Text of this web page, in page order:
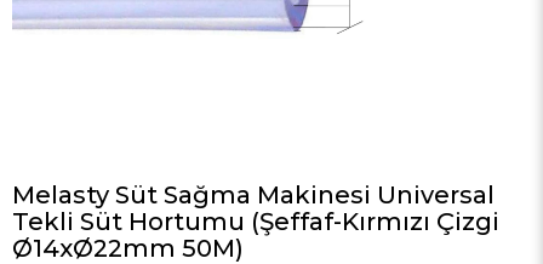
Melasty Süt Sağma Makinesi Universal
Tekli Süt Hortumu (Şeffaf-Kırmızı Çizgi
Ø14xØ22mm 50M)